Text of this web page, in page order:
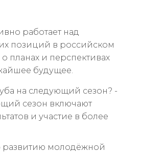
работает над
позиций в российском
планах и перспективах
будущее.
на следующий сезон? -
сезон включают
и участие в более
развитию молодёжной